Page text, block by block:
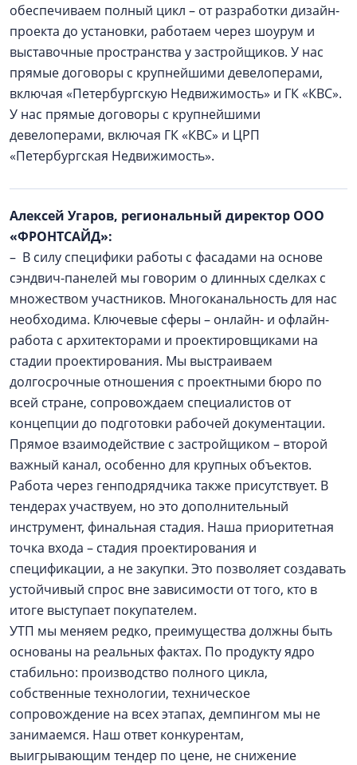
обеспечиваем полный цикл – от разработки дизайн-
проекта до установки, работаем через шоурум и
выставочные пространства у застройщиков. У нас
прямые договоры с крупнейшими девелоперами,
включая «Петербургскую Недвижимость» и ГК «КВС».
У нас прямые договоры с крупнейшими
девелоперами, включая ГК «КВС» и ЦРП
«Петербургская Недвижимость».
Алексей Угаров, региональный директор ООО
«ФРОНТСАЙД»:
– В силу специфики работы с фасадами на основе
сэндвич-панелей мы говорим о длинных сделках с
множеством участников. Многоканальность для нас
необходима. Ключевые сферы – онлайн- и офлайн-
работа с архитекторами и проектировщиками на
стадии проектирования. Мы выстраиваем
долгосрочные отношения с проектными бюро по
всей стране, сопровождаем специалистов от
концепции до подготовки рабочей документации.
Прямое взаимодействие с застройщиком – второй
важный канал, особенно для крупных объектов.
Работа через генподрядчика также присутствует. В
тендерах участвуем, но это дополнительный
инструмент, финальная стадия. Наша приоритетная
точка входа – стадия проектирования и
спецификации, а не закупки. Это позволяет создавать
устойчивый спрос вне зависимости от того, кто в
итоге выступает покупателем.
УТП мы меняем редко, преимущества должны быть
основаны на реальных фактах. По продукту ядро
стабильно: производство полного цикла,
собственные технологии, техническое
сопровождение на всех этапах, демпингом мы не
занимаемся. Наш ответ конкурентам,
выигрывающим тендер по цене, не снижение